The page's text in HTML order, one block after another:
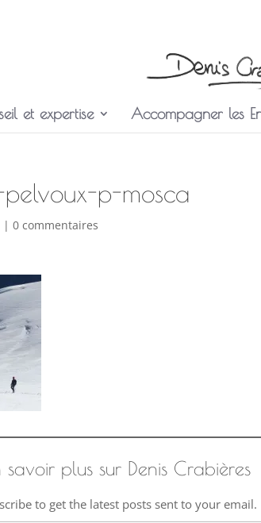
et expertise Accompagner les
p-mosca
|0 commentaires
savoir plus sur Denis Crabières
to get the latest posts sent to your email.